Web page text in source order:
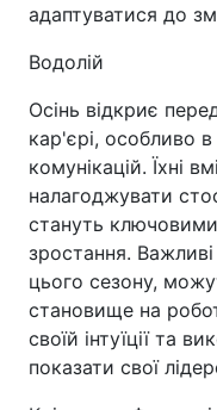
адаптуватися до
Водолій
Осінь відкриє
кар'єрі, особливо в
комунікацій. Їхні
налагоджувати
стануть
зростання.
цього сезону,
становище на
своїй інтуїції та
показати свої